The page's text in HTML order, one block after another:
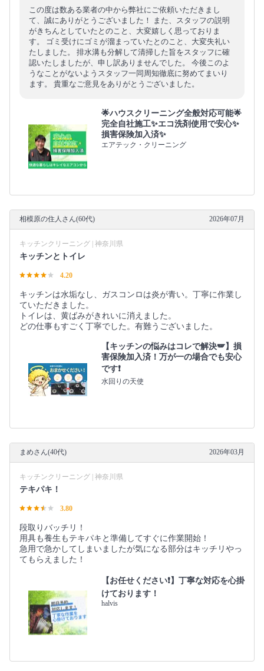
この度は数ある業者の中から弊社にご依頼いただきまし
て、誠にありがとうございました！ また、スタッフの説明
がきちんとしていたとのこと、大変嬉しく思っておりま
す。 ゴミ受けにゴミが溜まっていたとのこと、大変失礼い
たしました。 排水溝も分解して清掃した旨をスタッフに確
認いたしましたが、申し訳ありませんでした。 今後このよ
うなことがないようスタッフ一同周知徹底に努めてまいり
ます。 貴重なご意見をありがとうございました。
🌟ハウスクリーニング全般対応可能🌟
完全自社施工✨エコ洗剤使用で安心✨
損害保険加入済✨
エアテック・クリーニング
相模原の住人さん(60代) 2026年07月
キッチンクリーニング | 神奈川県
キッチンとトイレ
4.20
キッチンは水垢なし、ガスコンロは炎が青い。丁寧に作業し
ていただきました。
トイレは、黄ばみがきれいに消えました。
どの仕事もすごく丁寧でした。有難うございました。
【キッチンの悩みはコレで解決🪽】損
害保険加入済！万が一の場合でも安心
です❗️
水回りの天使
まめさん(40代) 2026年03月
キッチンクリーニング | 神奈川県
テキパキ！
3.80
段取りバッチリ！
用具も養生もテキパキと準備してすぐに作業開始！
急用で急かしてしまいましたが気になる部分はキッチリやっ
てもらえました！
【お任せください❗️】丁寧な対応を心掛
けております！
halvis